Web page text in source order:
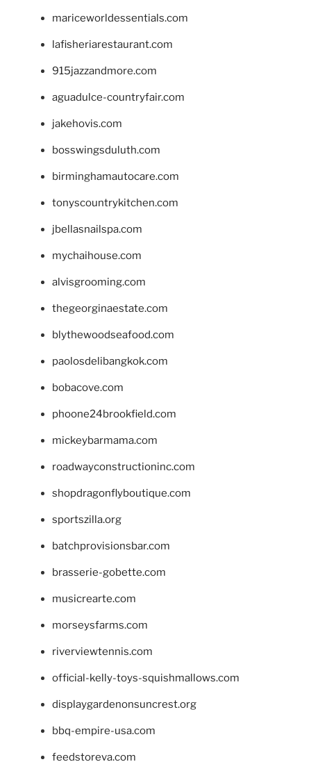
mariceworldessentials.com
lafisheriarestaurant.com
915jazzandmore.com
aguadulce-countryfair.com
jakehovis.com
bosswingsduluth.com
birminghamautocare.com
tonyscountrykitchen.com
jbellasnailspa.com
mychaihouse.com
alvisgrooming.com
thegeorginaestate.com
blythewoodseafood.com
paolosdelibangkok.com
bobacove.com
phoone24brookfield.com
mickeybarmama.com
roadwayconstructioninc.com
shopdragonflyboutique.com
sportszilla.org
batchprovisionsbar.com
brasserie-gobette.com
musicrearte.com
morseysfarms.com
riverviewtennis.com
official-kelly-toys-squishmallows.com
displaygardenonsuncrest.org
bbq-empire-usa.com
feedstoreva.com